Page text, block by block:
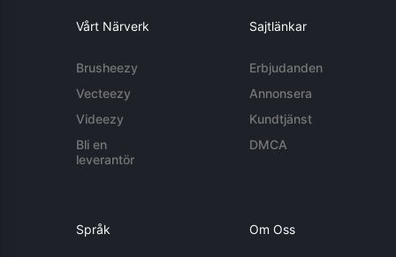
Vårt Närverk
Brusheezy
Vecteezy
Videezy
Bli en
leverantör
Sajtlänkar
Erbjudanden
Annonsera
Kundtjänst
DMCA
Språk Om Oss